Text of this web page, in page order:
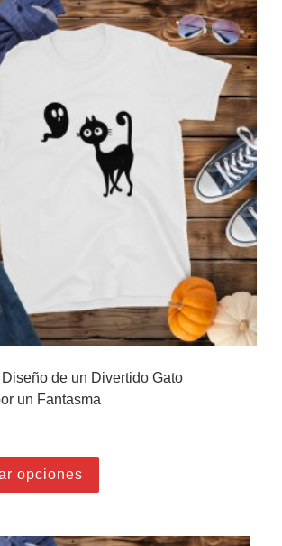
de un Divertido Gato
un Fantasma
opciones